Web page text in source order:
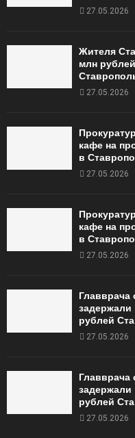
27.05.2026
Жителя
млн
27.05.2026
кафе на
в
27.05.2026
кафе на
в
27.05.2026
Главврача
задержали
рублей
27.05.2026
Главврача
задержали
рублей
27.05.2026